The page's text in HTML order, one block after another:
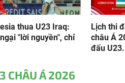
thua U23 Iraq:
"lời nguyền", chỉ
Lịch thi
châu Á
đấu
CHÂU Á 2026